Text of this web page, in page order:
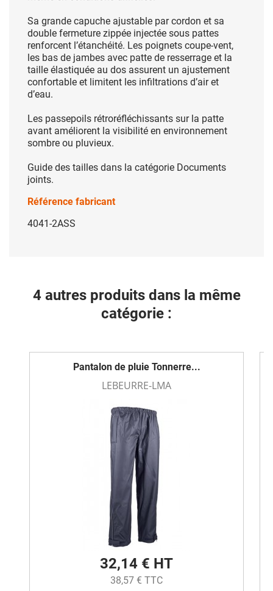
Sa grande capuche ajustable par cordon et sa
double fermeture zippée injectée sous pattes
renforcent l’étanchéité. Les poignets coupe-vent,
les bas de jambes avec patte de resserrage et la
taille élastiquée au dos assurent un ajustement
confortable et limitent les infiltrations d’air et
d’eau.
Les passepoils rétroréfléchissants sur la patte
avant améliorent la visibilité en environnement
sombre ou pluvieux.
Guide des tailles dans la catégorie Documents
joints.
Référence fabricant
4041-2ASS
4 autres produits dans la même
catégorie :
Pantalon de pluie Tonnerre...
LEBEURRE-LMA
32,14 € HT
38,57 € TTC